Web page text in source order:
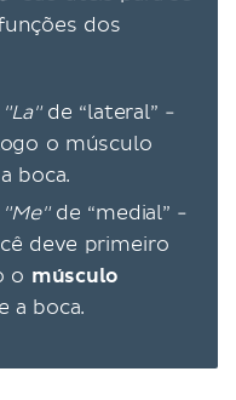
dos
"La"de “lateral” -
o músculo
a boca.
"Me"de “medial” -
deve primeiro
o músculo
a boca.